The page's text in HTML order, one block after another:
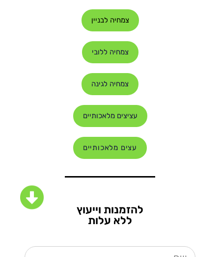
צמחיה לבניין
צמחיה ללובי
צמחיה לגינה
עציצים מלאכותיים
עצים מלאכותיים
להזמנות וייעוץ
ללא עלות